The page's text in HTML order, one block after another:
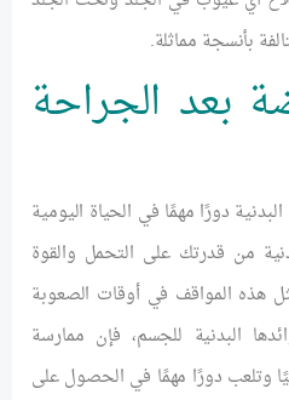
بأنسجة مماثلة.
بعد الجراحة
دورًا مهمًا في الحياة اليومية
من قدرتك على التحمل والقوة
المواقف في أوقات الصعوبة
البدنية للجسم، فإن ممارسة
وتلعب دورًا مهمًا في الحصول على